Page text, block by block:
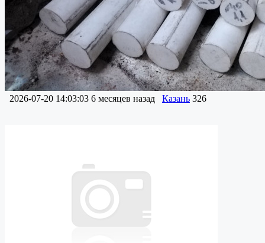
2026-07-20 14:03:03 6 месяцев назад Казань 326